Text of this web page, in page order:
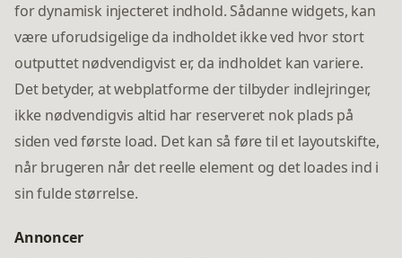
for dynamisk injecteret indhold. Sådanne widgets, kan
være uforudsigelige da indholdet ikke ved hvor stort
outputtet nødvendigvist er, da indholdet kan variere.
Det betyder, at webplatforme der tilbyder indlejringer,
ikke nødvendigvis altid har reserveret nok plads på
siden ved første load. Det kan så føre til et layoutskifte,
når brugeren når det reelle element og det loades ind i
sin fulde størrelse.
Annoncer